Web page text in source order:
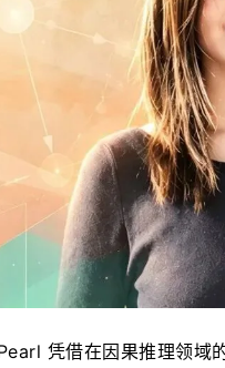
凭借在因果推理领域